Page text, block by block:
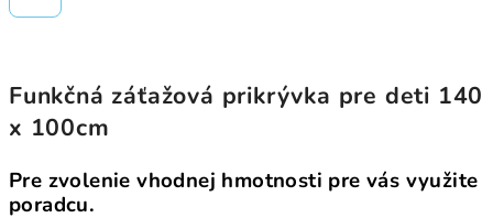
Funkčná záťažová prikrývka pre deti 140
x 100cm
Pre zvolenie vhodnej hmotnosti pre vás využite
poradcu.